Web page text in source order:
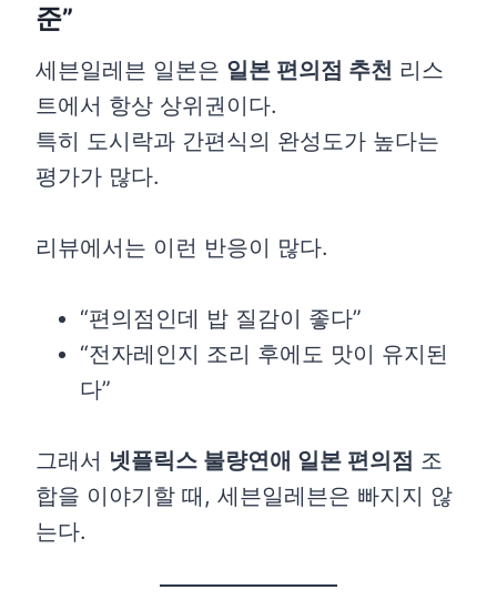
준”
세븐일레븐 일본은 일본 편의점 추천 리스
트에서 항상 상위권이다.
특히 도시락과 간편식의 완성도가 높다는
평가가 많다.
리뷰에서는 이런 반응이 많다.
“편의점인데 밥 질감이 좋다”
“전자레인지 조리 후에도 맛이 유지된
다”
그래서 넷플릭스 불량연애 일본 편의점 조
합을 이야기할 때, 세븐일레븐은 빠지지 않
는다.